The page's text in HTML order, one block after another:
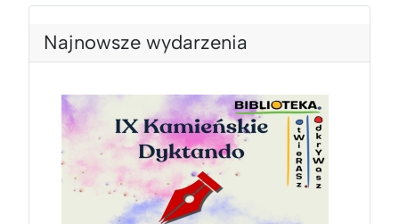
Najnowsze wydarzenia